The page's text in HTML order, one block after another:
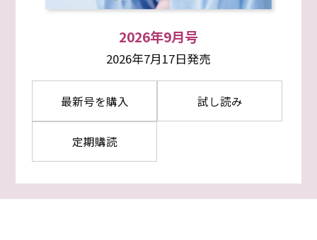
2026年9月号
2026年7月17日発売
最新号を購入 試し読み
定期購読